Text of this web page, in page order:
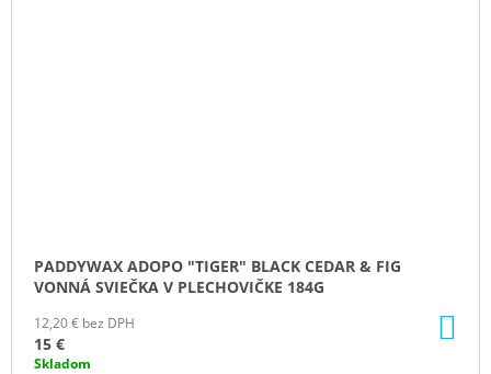
PADDYWAX ADOPO "TIGER" BLACK CEDAR & FIG
VONNÁ SVIEČKA V PLECHOVIČKE 184G
12,20 € bez DPH
15 €
Skladom